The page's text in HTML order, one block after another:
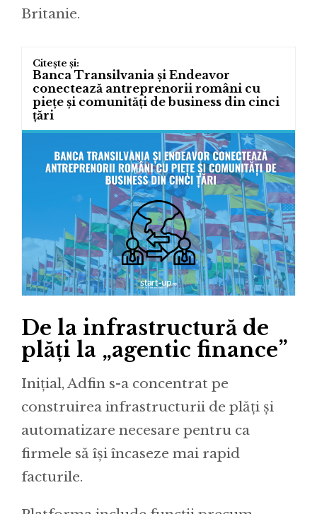
Britanie.
Banca Transilvania și Endeavor
conectează antreprenorii români cu
piețe și comunități de business din cinci
țări
De la infrastructură de
plăți la „agentic finance”
Inițial, Adfin s-a concentrat pe
construirea infrastructurii de plăți și
automatizare necesare pentru ca
firmele să își încaseze mai rapid
facturile.